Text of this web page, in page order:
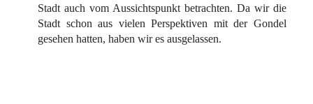
Stadt auch vom Aussichtspunkt betrachten. Da wir die
Stadt schon aus vielen Perspektiven mit der Gondel
gesehen hatten, haben wir es ausgelassen.